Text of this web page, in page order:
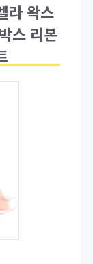
라 왁스
스 리본